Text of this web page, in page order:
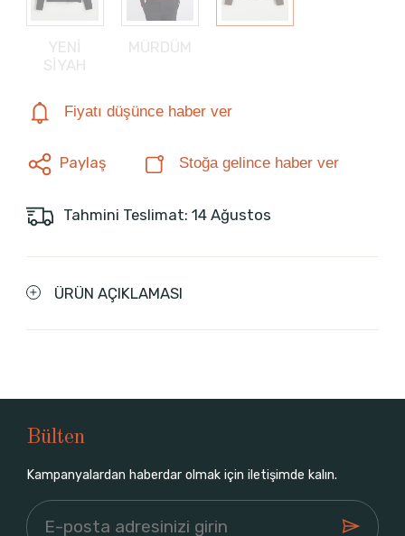
YENİ
SİYAH
MÜRDÜM
Fiyatı düşünce haber ver
Paylaş Stoğa gelince haber ver
Tahmini Teslimat: 14 Ağustos
ÜRÜN AÇIKLAMASI
Bülten
Kampanyalardan haberdar olmak için iletişimde kalın.